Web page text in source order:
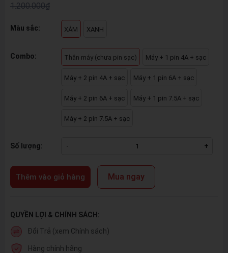
1.200.000₫
Màu sắc: XÁM XANH
Combo: Thân máy (chưa pin sạc) Máy + 1 pin 4A + sạc
Máy + 2 pin 4A + sạc Máy + 1 pin 6A + sạc
Máy + 2 pin 6A + sạc Máy + 1 pin 7.5A + sạc
Máy + 2 pin 7.5A + sạc
Số lượng: - +
Thêm vào giỏ hàng Mua ngay
QUYỀN LỢI & CHÍNH SÁCH:
Đổi Trả (xem Chính sách)
Hàng chính hãng